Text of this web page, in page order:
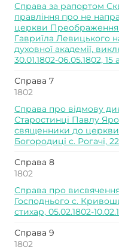
Справа за рапортом
правління про не
церкви Преображення
Гавриїла Левицького
духовної академії,
30.01.1802-06.05.1802, 15
Справа 7
1802
Справа про відмову
Старостинці Павлу
священники до
Богородиці с. Рогачі,
Справа 8
1802
Справа про
Господнього с.
стихар, 05.02.1802-
Справа 9
1802